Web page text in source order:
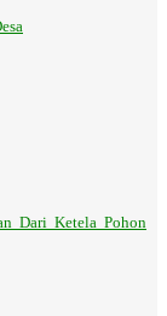
Dari Ketela Pohon